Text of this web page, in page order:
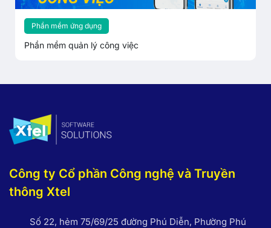
Phần mềm ứng dụng
Phần mềm quản lý công việc
Công ty Cổ phần Công nghệ và Truyền
thông Xtel
Số 22, hẻm 75/69/25 đường Phú Diễn, Phường Phú